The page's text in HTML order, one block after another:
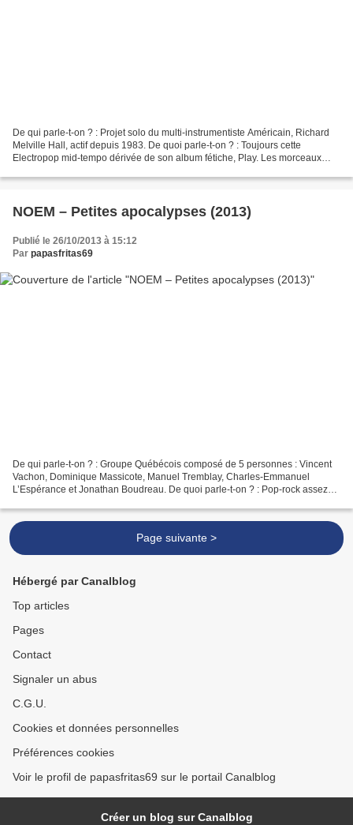
De qui parle-t-on ? : Projet solo du multi-instrumentiste Américain, Richard
Melville Hall, actif depuis 1983. De quoi parle-t-on ? : Toujours cette
Electropop mid-tempo dérivée de son album fétiche, Play. Les morceaux
NOEM – Petites apocalypses (2013)
Publié le 26/10/2013 à 15:12
Par papasfritas69
De qui parle-t-on ? : Groupe Québécois composé de 5 personnes : Vincent
Vachon, Dominique Massicote, Manuel Tremblay, Charles-Emmanuel
L’Espérance et Jonathan Boudreau. De quoi parle-t-on ? : Pop-rock assez
Page suivante >
Hébergé par Canalblog
Top articles
Pages
Contact
Signaler un abus
C.G.U.
Cookies et données personnelles
Préférences cookies
Voir le profil de papasfritas69 sur le portail Canalblog
Créer un blog sur Canalblog